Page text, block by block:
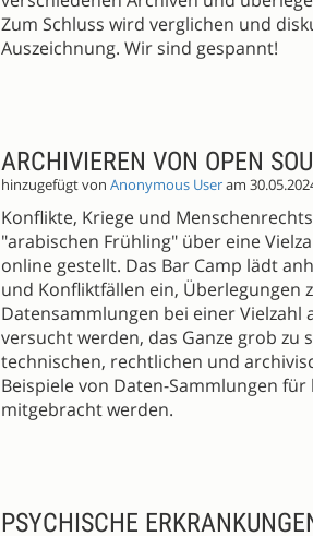
Zum Schluss wird verglichen und
Auszeichnung. Wir sind gespannt!
ARCHIVIEREN VON OPEN
hinzugefügt von Anonymous Useram
Konflikte, Kriege und
"arabischen Frühling" über eine
online gestellt. Das Bar Camp lädt
und Konfliktfällen ein, Überlegungen
Datensammlungen bei einer
versucht werden, das Ganze grob zu
technischen, rechtlichen und
Beispiele von Daten-Sammlungen
mitgebracht werden.
PSYCHISCHE